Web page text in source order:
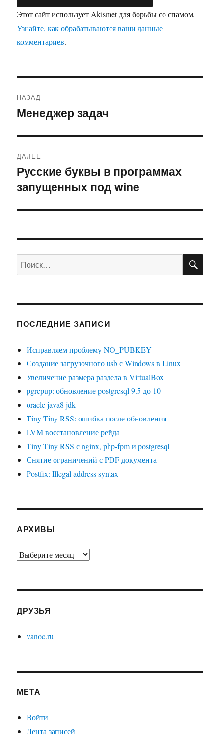
Этот сайт использует Akismet для борьбы со спамом.
Узнайте, как обрабатываются ваши данные
комментариев.
по
НАЗАД
Предыдущая
Менеджер задач
ДАЛЕЕ
Следующая
запись:
Русские буквы в программах
запущенных под wine
Искать:
ПОСЛЕДНИЕ ЗАПИСИ
Исправляем проблему NO_PUBKEY
Создание загрузочного usb с Windows в Linux
Увеличение размера раздела в VirtualBox
pgrepup: обновление postgresql 9.5 до 10
oracle java8 jdk
Tiny Tiny RSS: ошибка после обновления
LVM восстановление рейда
Tiny Tiny RSS с nginx, php-fpm и postgresql
Снятие ограничений с PDF документа
Postfix: Illegal address syntax
АРХИВЫ
Архивы
ДРУЗЬЯ
vanoc.ru
МЕТА
Войти
Лента записей